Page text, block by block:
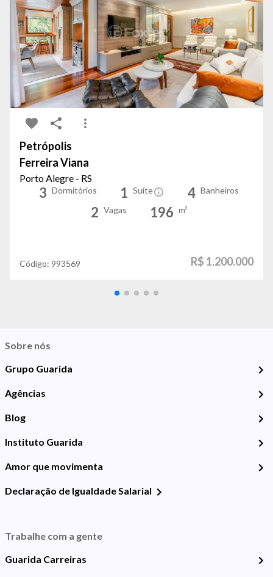
Petrópolis
Ferreira Viana
Porto Alegre - RS
3 Dormitórios 1 Suíte 4 Banheiros
2 Vagas 196 m²
Código: 993569 R$ 1.200.000
Sobre nós
Grupo Guarida
Agências
Blog
Instituto Guarida
Amor que movimenta
Declaração de Igualdade Salarial
Trabalhe com a gente
Guarida Carreiras